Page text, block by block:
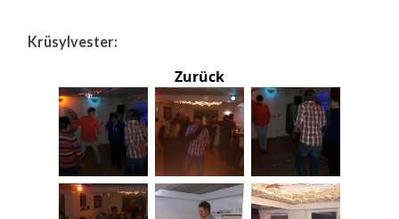
Krüsylvester:
Zurück